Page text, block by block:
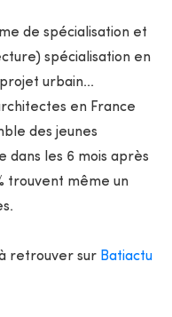
de spécialisation et
spécialisation en
urbain...
en France
des jeunes
dans les 6 mois après
trouvent même un
retrouver sur Batiactu